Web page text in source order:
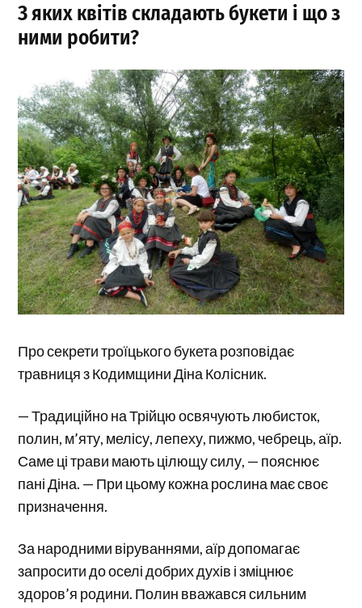
З яких квітів складають букети і що з
ними робити?
Про секрети троїцького букета розповідає
травниця з Кодимщини Діна Колісник.
— Традиційно на Трійцю освячують любисток,
полин, м’яту, мелісу, лепеху, пижмо, чебрець, аїр.
Саме ці трави мають цілющу силу, — пояснює
пані Діна. — При цьому кожна рослина має своє
призначення.
За народними віруваннями, аїр допомагає
запросити до оселі добрих духів і зміцнює
здоров’я родини. Полин вважався сильним